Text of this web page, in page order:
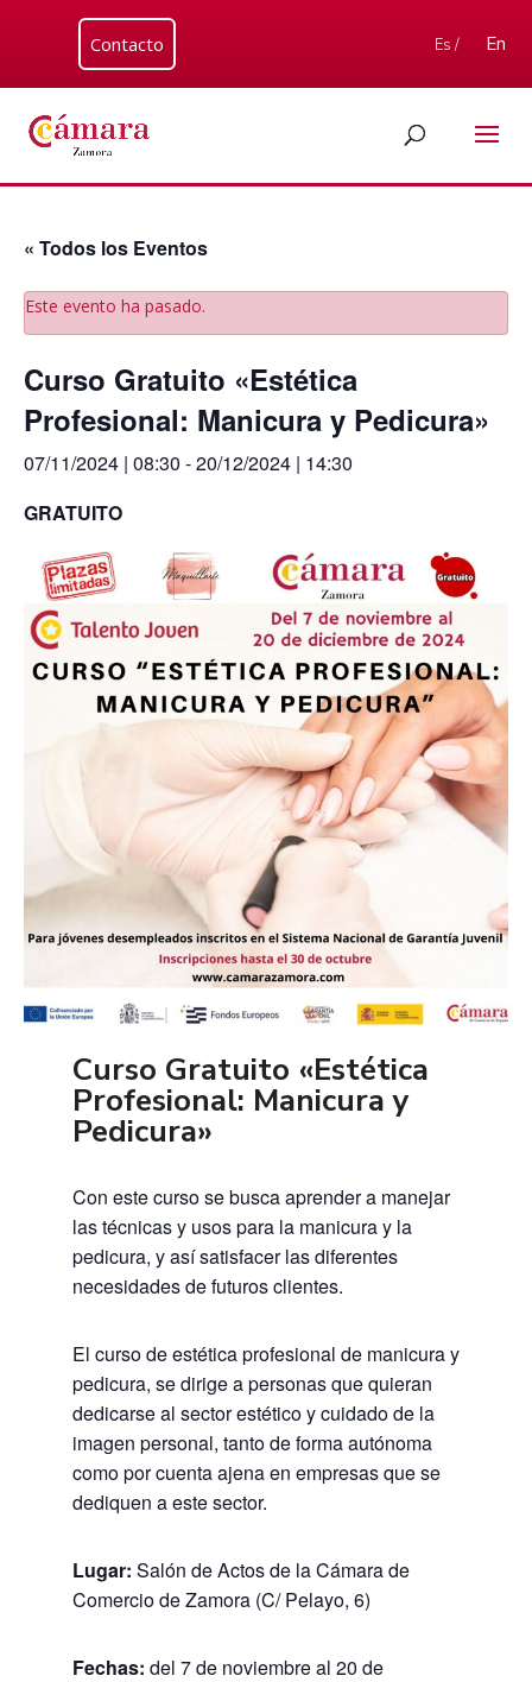
Contacto Es / En
« Todos los Eventos
Este evento ha pasado.
Curso Gratuito «Estética
Profesional: Manicura y Pedicura»
07/11/2024 | 08:30 -20/12/2024 | 14:30
GRATUITO
Curso Gratuito «Estética
Profesional: Manicura y
Pedicura»
Con este curso se busca aprender a manejar
las técnicas y usos para la manicura y la
pedicura, y así satisfacer las diferentes
necesidades de futuros clientes.
El curso de estética profesional de manicura y
pedicura, se dirige a personas que quieran
dedicarse al sector estético y cuidado de la
imagen personal, tanto de forma autónoma
como por cuenta ajena en empresas que se
dediquen a este sector.
Lugar: Salón de Actos de la Cámara de
Comercio de Zamora (C/ Pelayo, 6)
Fechas: del 7 de noviembre al 20 de